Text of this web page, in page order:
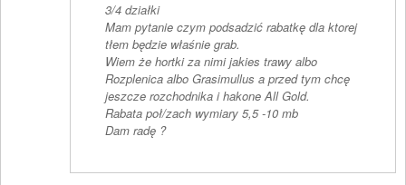
3/4 działki
Mam pytanie czym podsadzić rabatkę dla ktorej
tłem będzie właśnie grab.
Wiem że hortki za nimi jakies trawy albo
Rozplenica albo Grasimullus a przed tym chcę
jeszcze rozchodnika i hakone All Gold.
Rabata poł/zach wymiary 5,5 -10 mb
Dam radę ?